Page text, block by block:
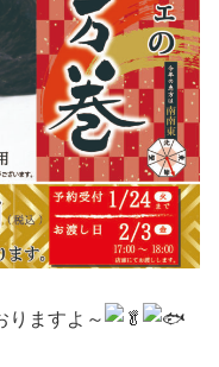
りますよ～